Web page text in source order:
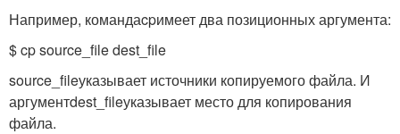
Например, командаcpимеет два позиционных аргумента:
$ cp source_file dest_file
source_fileуказывает источники копируемого файла. И
аргументdest_fileуказывает место для копирования
файла.